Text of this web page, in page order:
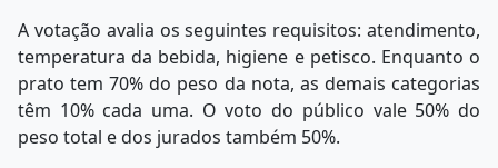
A votação avalia os seguintes requisitos: atendimento,
temperatura da bebida, higiene e petisco. Enquanto o
prato tem 70% do peso da nota, as demais categorias
têm 10% cada uma. O voto do público vale 50% do
peso total e dos jurados também 50%.